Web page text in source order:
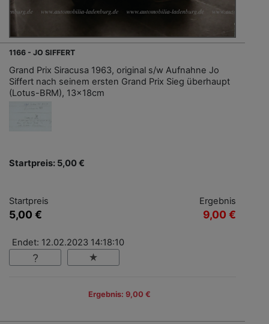
1166 - JO SIFFERT
Grand Prix Siracusa 1963, original s/w Aufnahne Jo
Siffert nach seinem ersten Grand Prix Sieg überhaupt
(Lotus-BRM), 13x18cm
Startpreis: 5,00 €
Startpreis
5,00 €
Ergebnis
9,00 €
Endet: 12.02.2023 14:18:10
Ergebnis: 9,00 €